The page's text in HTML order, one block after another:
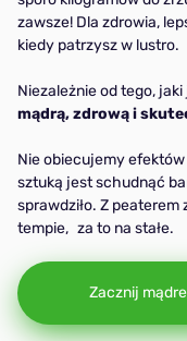
zawsze! Dla zdrowia,
kiedy patrzysz w lustro.
Niezależnie od tego,
mądrą, zdrową i
Nie obiecujemy
sztuką jest schudnąć
sprawdziło. Z
tempie, za to na stałe.
Zacznij